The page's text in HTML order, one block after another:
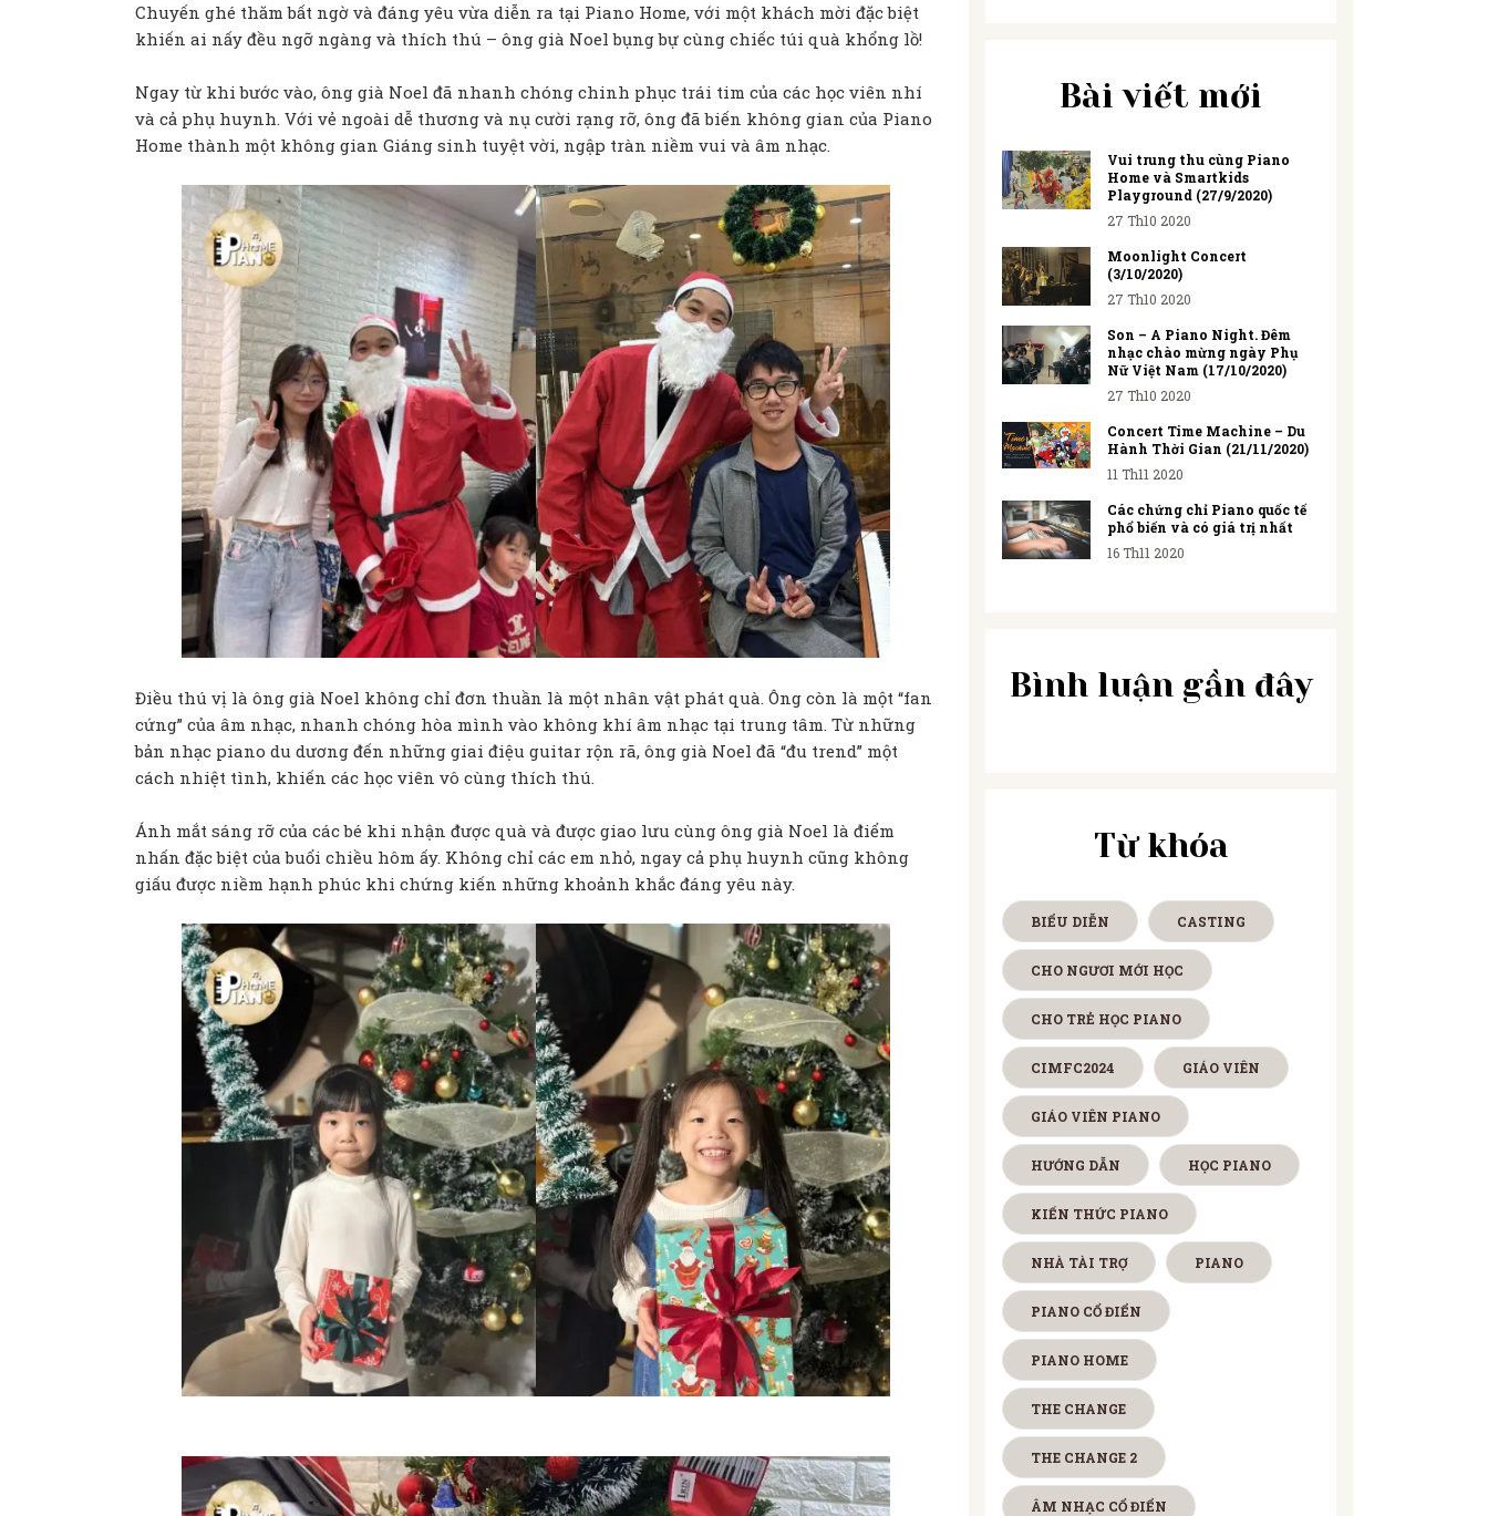
Chuyến ghé thăm bất ngờ và đáng yêu vừa diễn ra tại Piano Home, với một khách mời đặc biệt
khiến ai nấy đều ngỡ ngàng và thích thú – ông già Noel bụng bự cùng chiếc túi quà khổng lồ!
Ngay từ khi bước vào, ông già Noel đã nhanh chóng chinh phục trái tim của các học viên nhí
và cả phụ huynh. Với vẻ ngoài dễ thương và nụ cười rạng rỡ, ông đã biến không gian của Piano
Home thành một không gian Giáng sinh tuyệt vời, ngập tràn niềm vui và âm nhạc.
Điều thú vị là ông già Noel không chỉ đơn thuần là một nhân vật phát quà. Ông còn là một “fan
cứng” của âm nhạc, nhanh chóng hòa mình vào không khí âm nhạc tại trung tâm. Từ những
bản nhạc piano du dương đến những giai điệu guitar rộn rã, ông già Noel đã “đu trend” một
cách nhiệt tình, khiến các học viên vô cùng thích thú.
Ánh mắt sáng rỡ của các bé khi nhận được quà và được giao lưu cùng ông già Noel là điểm
nhấn đặc biệt của buổi chiều hôm ấy. Không chỉ các em nhỏ, ngay cả phụ huynh cũng không
giấu được niềm hạnh phúc khi chứng kiến những khoảnh khắc đáng yêu này.
Bài viết mới
Vui trung thu cùng Piano
Home và Smartkids
Playground (27/9/2020)
27 Th10 2020
Moonlight Concert
(3/10/2020)
27 Th10 2020
Son – A Piano Night. Đêm
nhạc chào mừng ngày Phụ
Nữ Việt Nam (17/10/2020)
27 Th10 2020
Concert Time Machine – Du
Hành Thời Gian (21/11/2020)
11 Th11 2020
Các chứng chỉ Piano quốc tế
phổ biến và có giá trị nhất
16 Th11 2020
Bình luận gần đây
Từ khóa
BIỂU DIỄN CASTING
CHO NGƯƠI MỚI HỌC
CHO TRẺ HỌC PIANO
CIMFC2024 GIÁO VIÊN
GIÁO VIÊN PIANO
HƯỚNG DẪN HỌC PIANO
KIẾN THỨC PIANO
NHÀ TÀI TRỢ PIANO
PIANO CỔ ĐIỂN
PIANO HOME
THE CHANGE
THE CHANGE 2
ÂM NHẠC CỔ ĐIỂN